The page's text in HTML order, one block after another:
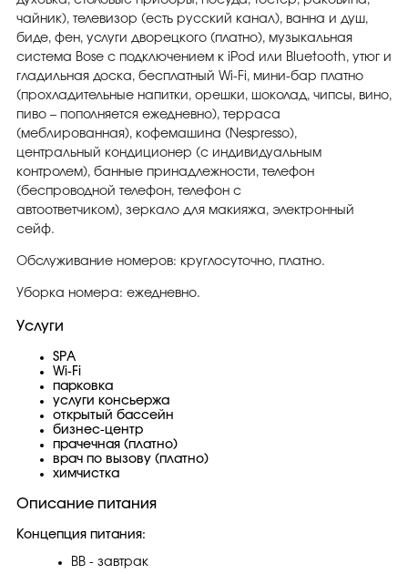
чайник), телевизор (есть русский канал), ванна и душ,
биде, фен, услуги дворецкого (платно), музыкальная
система Bose с подключением к iPod или Bluetooth, утюг и
гладильная доска, бесплатный Wi-Fi, мини-бар платно
(прохладительные напитки, орешки, шоколад, чипсы, вино,
пиво – пополняется ежедневно), терраса
(меблированная), кофемашина (Nespresso),
центральный кондиционер (с индивидуальным
контролем), банные принадлежности, телефон
(беспроводной телефон, телефон с
автоответчиком), зеркало для макияжа, электронный
сейф.
Обслуживание номеров: круглосуточно, платно.
Уборка номера: ежедневно.
Услуги
SPA
Wi-Fi
парковка
услуги консьержа
открытый бассейн
бизнес-центр
прачечная (платно)
врач по вызову (платно)
химчистка
Описание питания
Концепция питания:
BB - завтрак